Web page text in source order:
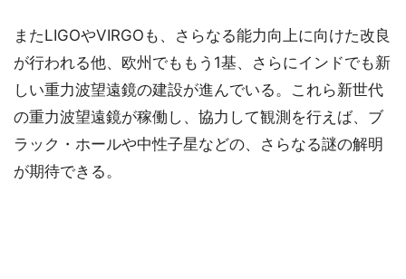
またLIGOやVIRGOも、さらなる能力向上に向けた改良
が行われる他、欧州でももう1基、さらにインドでも新
しい重力波望遠鏡の建設が進んでいる。これら新世代
の重力波望遠鏡が稼働し、協力して観測を行えば、ブ
ラック・ホールや中性子星などの、さらなる謎の解明
が期待できる。